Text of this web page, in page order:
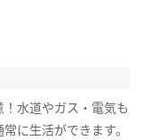
水道やガス・電気も
に生活ができます。